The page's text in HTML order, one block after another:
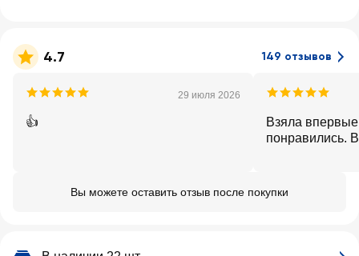
4.7 149 отзывов
29 июля 2026
👍
Взяла
понравились.
Вы можете оставить отзыв после покупки